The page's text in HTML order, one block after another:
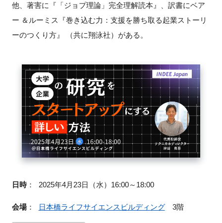
他、著害に『「ジョプ理論」完全理解読本』、訳書にベア
ー ＆ルーミス『巻き込む力：支援を勝ち取る起業ストーリ
ーのつくり方』 （共に翔泳社）がある。
日時： 2025年4月23日（水）16:00～18:00
会場： 日本橋ライフサイエンスビルディング3階